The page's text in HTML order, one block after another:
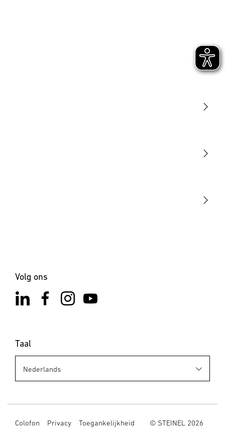
Volg ons
Taal
Colofon Privacy Toegankelijkheid © STEINEL 2026